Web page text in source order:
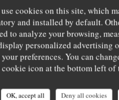
cookies on this site, which
and installed by default.
to analyze your browsing,
personalized advertising
preferences. You can
cookie icon at the bottom left of
OK, accept all Deny all cookies
Service:5/5 Ambiance:5/5